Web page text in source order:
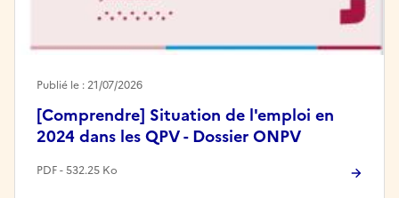
[Comprendre] Situation de l'emploi en
2024 dans les QPV - Dossier ONPV
Publié le : 21/07/2026
PDF - 532.25 Ko